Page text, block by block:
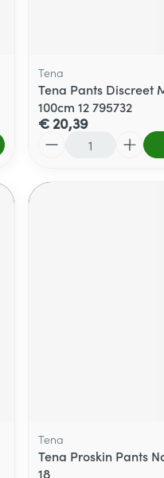
Tena
Tena Pants Discreet
100cm 12 795732
€ 20,39
Tena
Tena Proskin Pants
18